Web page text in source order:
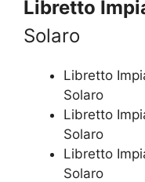
Libretto
Solaro
Libretto
Solaro
Libretto
Solaro
Libretto
Solaro